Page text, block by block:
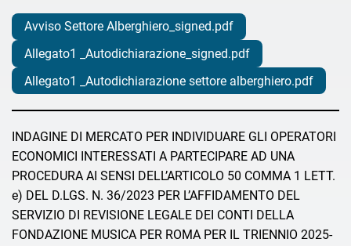
Avviso Settore Alberghiero_signed.pdf
Allegato1 _Autodichiarazione_signed.pdf
Allegato1 _Autodichiarazione settore alberghiero.pdf
INDAGINE DI MERCATO PER INDIVIDUARE GLI OPERATORI
ECONOMICI INTERESSATI A PARTECIPARE AD UNA
PROCEDURA AI SENSI DELL’ARTICOLO 50 COMMA 1 LETT.
e) DEL D.LGS. N. 36/2023 PER L’AFFIDAMENTO DEL
SERVIZIO DI REVISIONE LEGALE DEI CONTI DELLA
FONDAZIONE MUSICA PER ROMA PER IL TRIENNIO 2025-